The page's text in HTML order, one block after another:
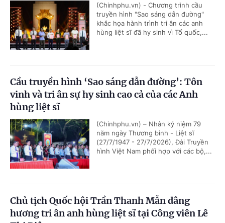
(Chinhphu.vn) - Chương trình cầu
truyền hình "Sao sáng dẫn đường"
khắc họa hành trình tri ân các anh
hùng liệt sĩ đã hy sinh vì Tổ quốc,...
Cầu truyền hình ‘Sao sáng dẫn đường’: Tôn
vinh và tri ân sự hy sinh cao cả của các Anh
hùng liệt sĩ
(Chinhphu.vn) – Nhân kỷ niệm 79
năm ngày Thương binh - Liệt sĩ
(27/7/1947 - 27/7/2026), Đài Truyền
hình Việt Nam phối hợp với các bộ,...
Chủ tịch Quốc hội Trần Thanh Mẫn dâng
hương tri ân anh hùng liệt sĩ tại Công viên Lê